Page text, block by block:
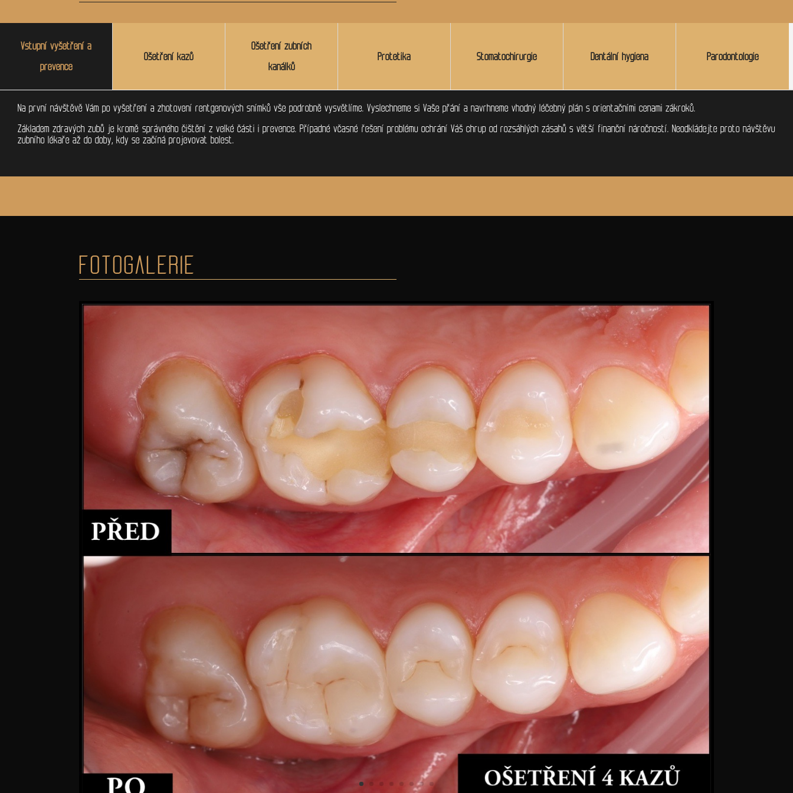
Vstupní vyšetření a
prevence
Ošetření kazů
Ošetření zubních
kanálků
Protetika Stomatochirurgie Dentální hygiena Parodontologie
Na první návštěvě Vám po vyšetření a zhotovení rentgenových snímků vše podrobně vysvětlíme. Vyslechneme si Vaše přání a navrhneme vhodný léčebný plán s orientačními cenami zákroků.
Základem zdravých zubů je kromě správného čištění z velké části i prevence. Případné včasné řešení problému ochrání Váš chrup od rozsáhlých zásahů s větší finanční náročností. Neodkládejte proto návštěvu
zubního lékaře až do doby, kdy se začíná projevovat bolest.
FOTOGALERIE